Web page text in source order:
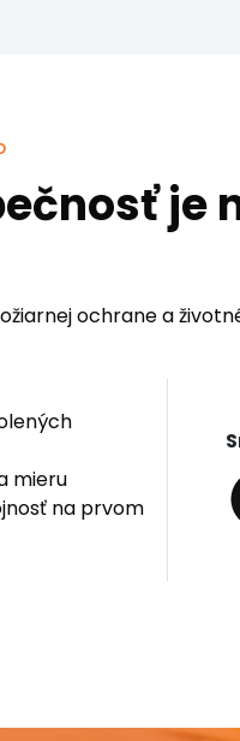
je
ochrane a
mieru
na prvom